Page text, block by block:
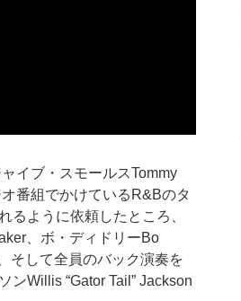
イブ・スモールスTommy
番組でかけているR&Bのタ
るように依頼したところ、
、ボ・ディドリーBo
そして全員のバック演奏を
ンWillis “Gator Tail” Jackson